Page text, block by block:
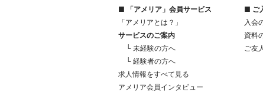
■ 「アメリア」会員サービス
「アメリアとは？」
サービスのご案内
└ 未経験の方へ
└ 経験者の方へ
求人情報をすべて見る
アメリア会員インタビュー
■ ご
入会
資料
ご友